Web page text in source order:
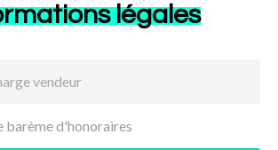
légales
vendeur
barème d'honoraires